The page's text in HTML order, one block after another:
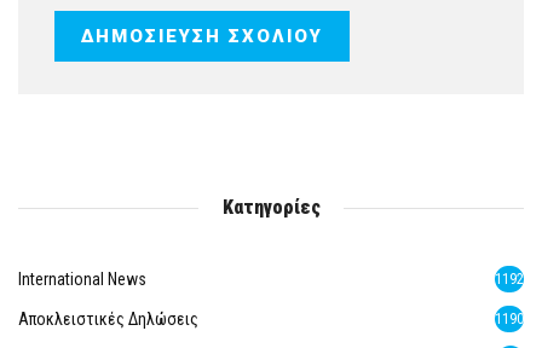
Κατηγορίες
International News 1192
Αποκλειστικές Δηλώσεις 1190